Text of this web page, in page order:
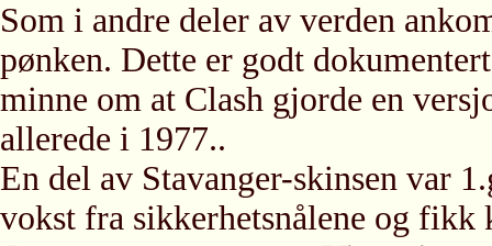
Som i andre deler av verden
pønken. Dette er godt
minne om at Clash gjorde en
allerede i 1977..
En del av Stavanger-skinsen var
vokst fra sikkerhetsnålene og fikk